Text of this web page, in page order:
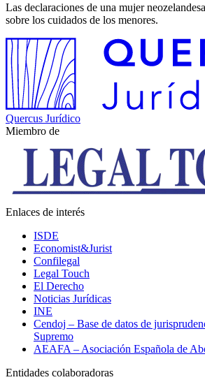
Las declaraciones de una mujer
sobre los cuidados de los menores.
Quercus Jurídico
Miembro de
Enlaces de interés
ISDE
Economist&Jurist
Confilegal
Legal Touch
El Derecho
Noticias Jurídicas
INE
Cendoj – Base de datos de
Supremo
AEAFA – Asociación Española de
Entidades colaboradoras